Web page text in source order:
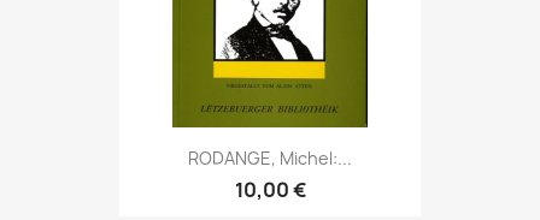
RODANGE, Michel:...
10,00 €